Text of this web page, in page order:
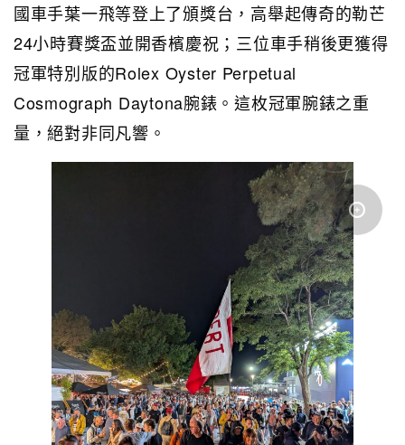
國車手葉一飛等登上了頒獎台，高舉起傳奇的勒芒
24小時賽獎盃並開香檳慶祝；三位車手稍後更獲得
冠軍特別版的Rolex Oyster Perpetual
Cosmograph Daytona腕錶。這枚冠軍腕錶之重
量，絕對非同凡響。